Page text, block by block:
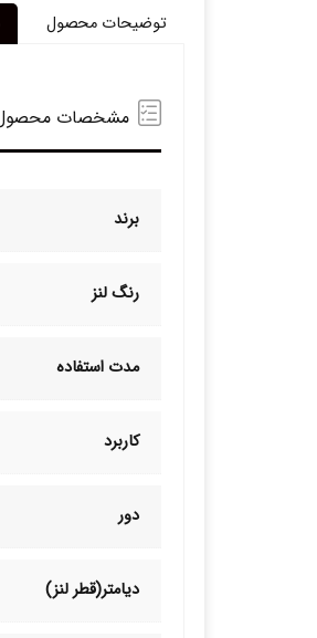
توضیحات محصول
مشخصات
برند
رنگ لنز
مدت استفاده
کاربرد
دور
دیامتر(قطر لنز)